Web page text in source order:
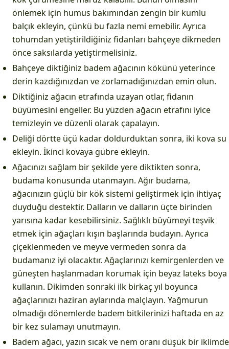
önlemek için humus bakımından zengin bir kumlu
balçık ekleyin, çünkü bu fazla nemi emebilir. Ayrıca
tohumdan yetiştirildiğiniz fidanları bahçeye dikmeden
önce saksılarda yetiştirmelisiniz.
Bahçeye diktiğiniz badem ağacının kökünü yeterince
derin kazdığınızdan ve zorlamadığınızdan emin olun.
Diktiğiniz ağacın etrafında uzayan otlar, fidanın
büyümesini engeller. Bu yüzden ağacın etrafını iyice
temizleyin ve düzenli olarak çapalayın.
Deliği dörtte üçü kadar doldurduktan sonra, iki kova su
ekleyin. İkinci kovaya gübre ekleyin.
Ağacınızı sağlam bir şekilde yere diktikten sonra,
budama konusunda utanmayın. Ağır budama,
ağacınızın güçlü bir kök sistemi geliştirmek için ihtiyaç
duyduğu destektir. Dalların ve dalların üçte birinden
yarısına kadar kesebilirsiniz. Sağlıklı büyümeyi teşvik
etmek için ağaçları kışın başlarında budayın. Ayrıca
çiçeklenmeden ve meyve vermeden sonra da
budamanız iyi olacaktır. Ağaçlarınızı kemirgenlerden ve
güneşten haşlanmadan korumak için beyaz lateks boya
kullanın. Dikimden sonraki ilk birkaç yıl boyunca
ağaçlarınızı haziran aylarında malçlayın. Yağmurun
olmadığı dönemlerde badem bitkilerinizi haftada en az
bir kez sulamayı unutmayın.
Badem ağacı, yazın sıcak ve nem oranı düşük bir iklimde